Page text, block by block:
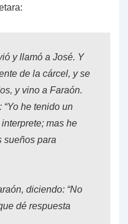
y llamó a José. Y
de la cárcel, y se
y vino a Faraón.
he tenido un
mas he
sueños para
diciendo: “No
dé respuesta